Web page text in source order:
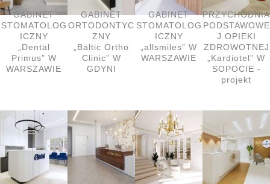
GABINET
STOMATOLOG
ICZNY
„Dental
Primus” W
WARSZAWIE
GABINET
ORTODONTYC
ZNY
„Baltic Ortho
Clinic” W
GDYNI
GABINET
STOMATOLOG
ICZNY
„allsmiles” W
WARSZAWIE
PRZYCHODNIA
PODSTAWOWE
J OPIEKI
ZDROWOTNEJ
„Kardiotel” W
SOPOCIE -
projekt